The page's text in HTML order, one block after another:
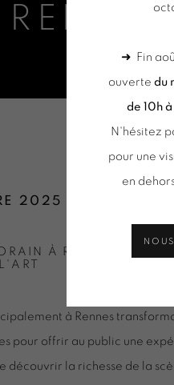
2025
À RENNES
à Rennes
pour offrir au public une
découvrir la richesse de la
➜ Fin
ouverte du
de 10h à
N'hésitez
pour une
en